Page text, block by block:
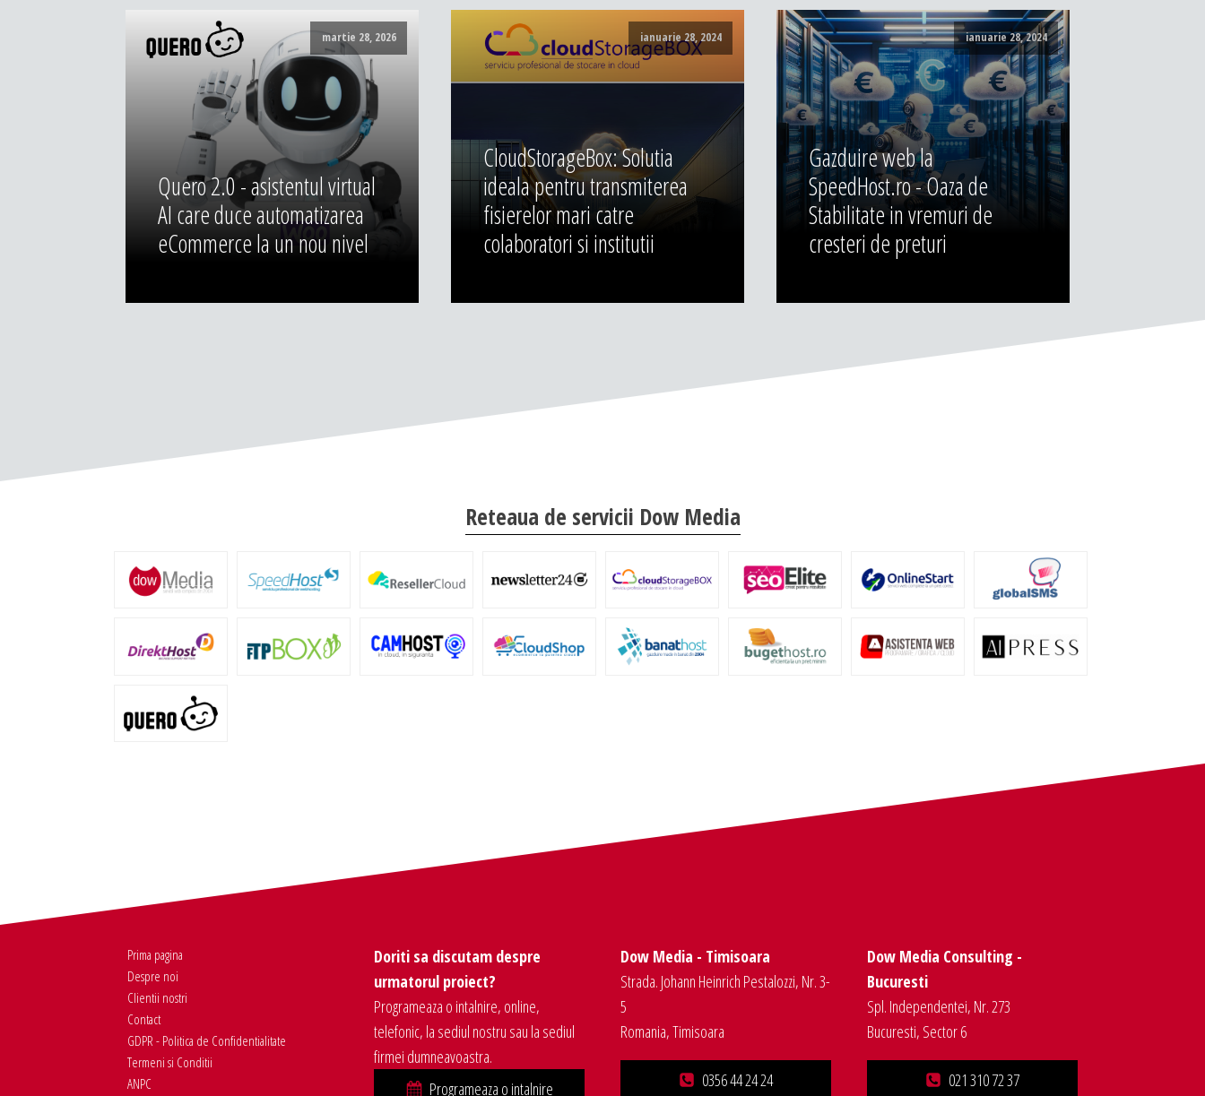
martie 28, 2026
Quero 2.0 - asistentul virtual
AI care duce automatizarea
eCommerce la un nou nivel
ianuarie 28, 2024
CloudStorageBox: Solutia
ideala pentru transmiterea
fisierelor mari catre
colaboratori si institutii
ianuarie 28, 2024
Gazduire web la
SpeedHost.ro - Oaza de
Stabilitate in vremuri de
cresteri de preturi
Reteaua de servicii Dow Media
Prima pagina
Despre noi
Clientii nostri
Contact
GDPR - Politica de Confidentialitate
Termeni si Conditii
ANPC
Doriti sa discutam despre
urmatorul proiect?
Programeaza o intalnire, online,
telefonic, la sediul nostru sau la sediul
firmei dumneavoastra.
Programeaza o intalnire
Dow Media - Timisoara
Strada. Johann Heinrich Pestalozzi, Nr. 3-
5
Romania, Timisoara
0356 44 24 24
Dow Media Consulting -
Bucuresti
Spl. Independentei, Nr. 273
Bucuresti, Sector 6
021 310 72 37